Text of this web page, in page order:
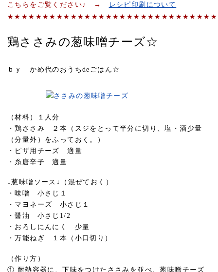
こちらをご覧ください♪ →
レシピ印刷について
鶏ささみの葱味噌チーズ☆
ｂｙ かめ代のおうちdeごはん☆
（材料）１人分
・鶏ささみ ２本（スジをとって半分に切り、塩・酒少量
（分量外）をふっておく。）
・ピザ用チーズ 適量
・糸唐辛子 適量
↓葱味噌ソース↓（混ぜておく）
・味噌 小さじ１
・マヨネーズ 小さじ１
・醤油 小さじ1/2
・おろしにんにく 少量
・万能ねぎ １本（小口切り）
（作り方）
① 耐熱容器に、下味をつけたささみを並べ、葱味噌チーズ